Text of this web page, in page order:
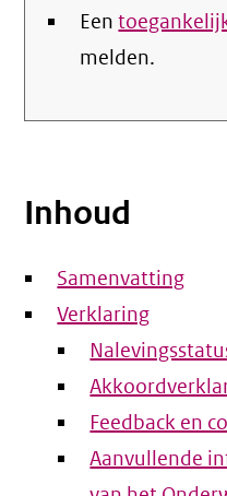
Een
melden.
Inhoud
Samenvatting
Verklaring
Feedback en
Aanvullende